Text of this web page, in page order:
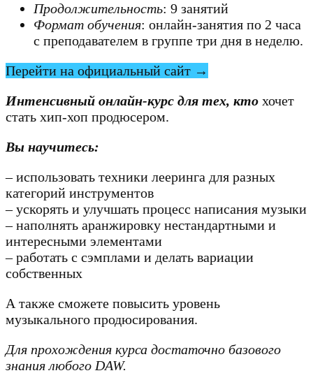
Продолжительность: 9 занятий
Формат обучения: онлайн-занятия по 2 часа
с преподавателем в группе три дня в неделю.
Перейти на официальный сайт →
Интенсивный онлайн-курс для тех, кто хочет
стать хип-хоп продюсером.
Вы научитесь:
– использовать техники лееринга для разных
категорий инструментов
– ускорять и улучшать процесс написания музыки
– наполнять аранжировку нестандартными и
интересными элементами
– работать с сэмплами и делать вариации
собственных
А также сможете повысить уровень
музыкального продюсирования.
Для прохождения курса достаточно базового
знания любого DAW.